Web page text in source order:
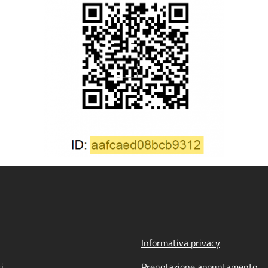
Informativa privacy